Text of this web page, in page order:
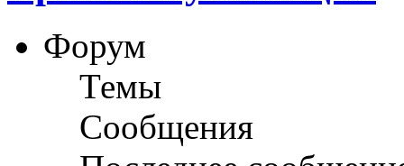
Форум
Темы
Сообщения